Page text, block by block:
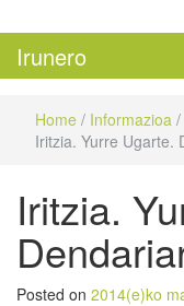
Irunero
Home / Informazioa /
Iritzia. Yurre Ugarte.
Iritzia.
Posted on 2014(e)ko